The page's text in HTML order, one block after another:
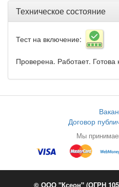
Техническое состояние
Тест на включение:
Проверена. Работает. Готова
Договор
Мы
© ООО "Ксеон" (ОГРН